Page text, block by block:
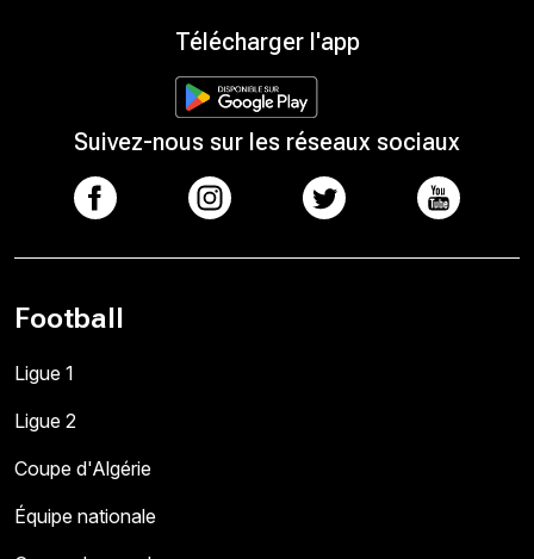
Télécharger l'app
Suivez-nous sur les réseaux sociaux
Football
Ligue 1
Ligue 2
Coupe d'Algérie
Équipe nationale